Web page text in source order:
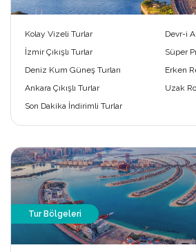
Kolay Vizeli Turlar
Devr-i
İzmir Çıkışlı Turlar
Süper
Deniz Kum Güneş Turları
Erken
Ankara Çıkışlı Turlar
Uzak
Son Dakika İndirimli Turlar
Tur Bölgeleri